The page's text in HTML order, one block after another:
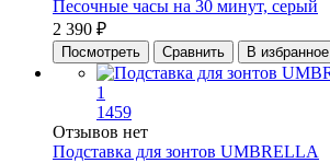
Песочные часы на 30 минут, серый
2 390 ₽
Посмотреть Сравнить В избранное
1
1459
Отзывов нет
Подставка для зонтов UMBRELLA